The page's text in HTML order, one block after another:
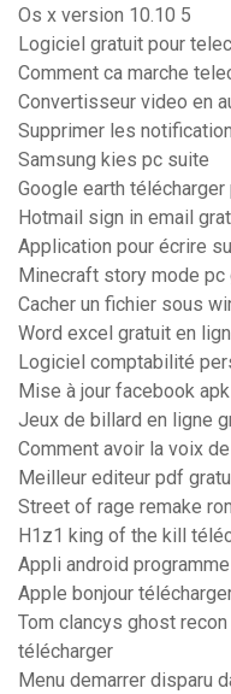
Os x version 10.10 5
Logiciel gratuit pour
Comment ca marche
Convertisseur video en
Supprimer les
Samsung kies pc suite
Google earth télécharger
Hotmail sign in email
Application pour écrire
Minecraft story mode pc
Cacher un fichier sous
Word excel gratuit en
Logiciel comptabilité
Mise à jour facebook apk
Jeux de billard en ligne
Comment avoir la voix
Meilleur editeur pdf
Street of rage remake
H1z1 king of the kill
Appli android
Apple bonjour
Tom clancys ghost
télécharger
Menu demarrer disparu